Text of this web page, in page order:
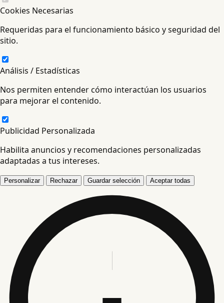
Cookies Necesarias
Requeridas para el funcionamiento básico y seguridad del
sitio.
Análisis / Estadísticas
Nos permiten entender cómo interactúan los usuarios
para mejorar el contenido.
Publicidad Personalizada
Habilita anuncios y recomendaciones personalizadas
adaptadas a tus intereses.
Personalizar Rechazar Guardar selección Aceptar todas